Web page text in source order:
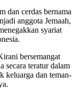
dan cerdas bernama
anggota Jemaah,
syariat
bersemangat
secara teratur dalam
keluarga dan teman-